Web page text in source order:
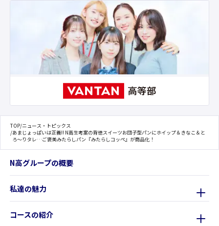
TOP/ニュース・トピックス
/あまじょっぱいは正義!! N高生考案の背徳スイーツお団子型パンにホイップ＆きなこ＆と
ろ～りタレ…ご褒美みたらしパン『みたらしコッペ』が商品化！
N高グループの概要
私達の魅力
コースの紹介